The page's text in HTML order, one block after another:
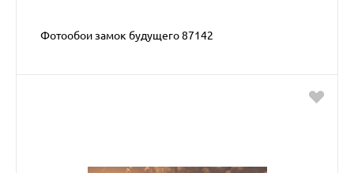
Фотообои замок будущего 87142